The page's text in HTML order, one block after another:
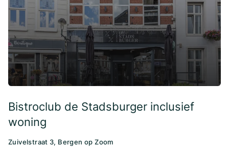
Bistroclub de Stadsburger inclusief
woning
Zuivelstraat 3, Bergen op Zoom